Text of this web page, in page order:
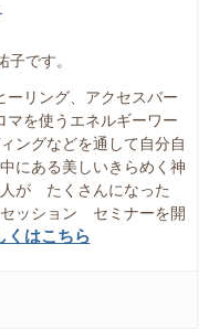
です。
ーリング、アクセスバー
マを使うエネルギーワー
ングなどを通して自分自
にある美しいきらめく神
が たくさんになった
ッション セミナーを開
くはこちら